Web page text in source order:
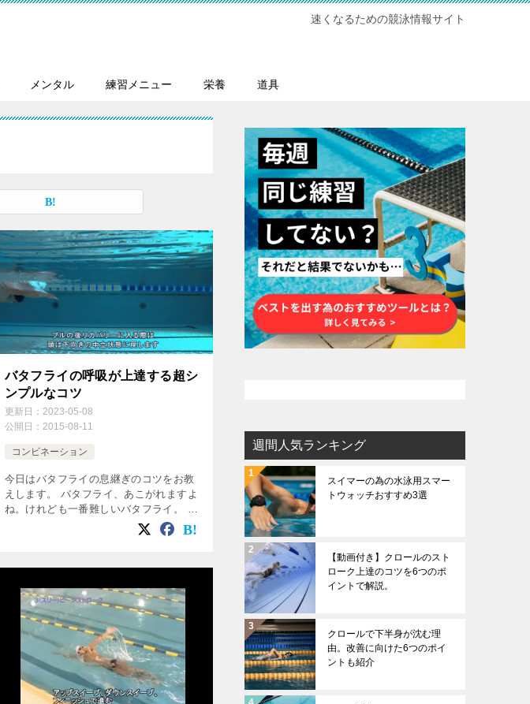
速くなるための競泳情報サイト
メンタル 練習メニュー 栄養 道具
バタフライの呼吸が上達する超シ
ンプルなコツ
更新日： 2023-05-08
公開日： 2015-08-11
コンビネーション
今日はバタフライの息継ぎのコツをお教
えします。 バタフライ、あこがれますよ
ね。けれども一番難しいバタフライ。 一
番難しいポイントはやはり息継ぎです。
一瞬のうちにストロークをして、顔を上
[…]
週間人気ランキング
スイマーの為の水泳用スマー
トウォッチおすすめ3選
【動画付き】クロールのスト
ローク上達のコツを6つのポ
イントで解説。
クロールで下半身が沈む理
由。改善に向けた6つのポイ
ントも紹介